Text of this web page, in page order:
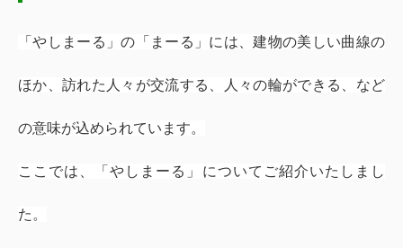
「やしまーる」の「まーる」には、建物の美しい曲線の
ほか、訪れた人々が交流する、人々の輪ができる、など
の意味が込められています。
ここでは、「やしまーる」についてご紹介いたしまし
た。